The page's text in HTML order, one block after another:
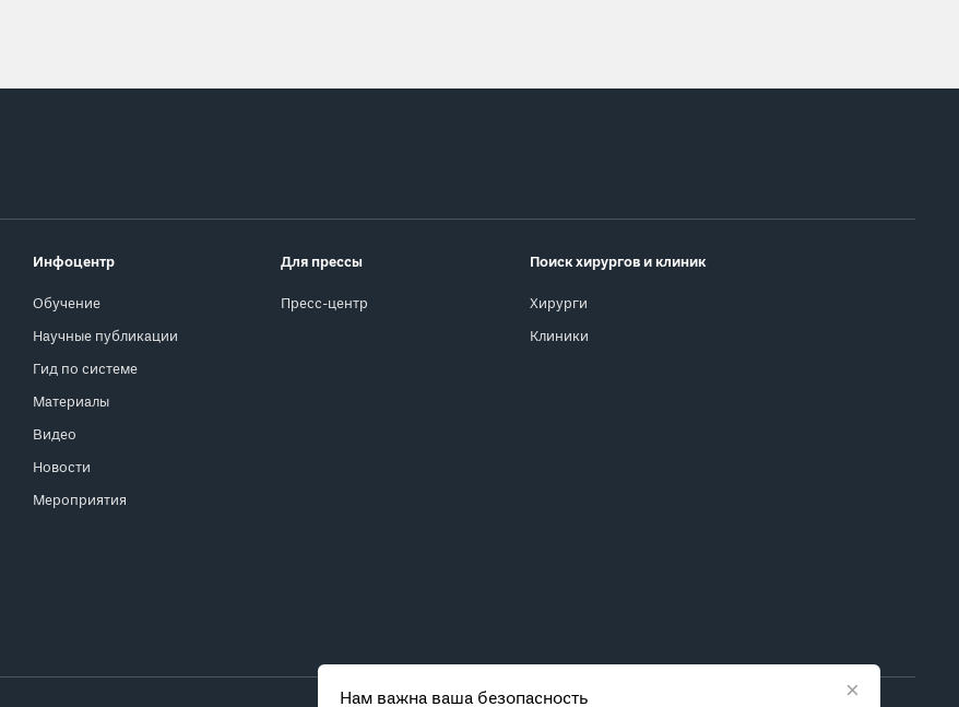
×
Нам важна ваша безопасность
Инфоцентр
Обучение
Научные публикации
Гид по системе
Материалы
Видео
Новости
Мероприятия
Для прессы
Пресс-центр
Поиск хирургов и клиник
Хирурги
Клиники